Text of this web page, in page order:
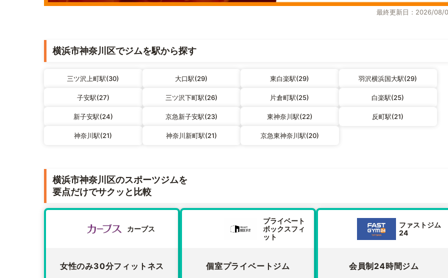
最終更新日：2026/08/
横浜市神奈川区でジムを駅から探す
三ツ沢上町駅(30) 大口駅(29) 東白楽駅(29) 羽沢横浜国大駅(29)
子安駅(27) 三ツ沢下町駅(26) 片倉町駅(25) 白楽駅(25)
新子安駅(24) 京急新子安駅(23) 東神奈川駅(22) 反町駅(21)
神奈川駅(21) 神奈川新町駅(21) 京急東神奈川駅(20)
横浜市神奈川区のスポーツジムを
要点だけでサクッと比較
カーブス
女性のみ30分フィットネス
プライベート
ボックスフィ
ット
個室プライベートジム
ファストジム
24
会員制24時間ジム